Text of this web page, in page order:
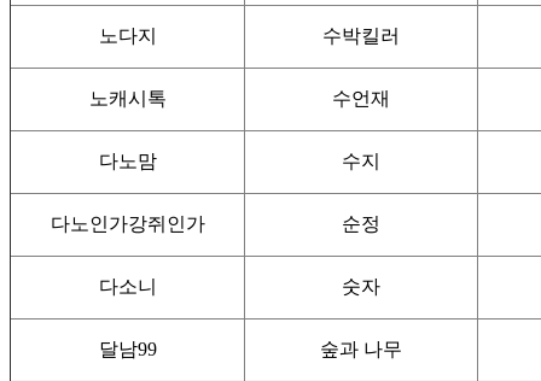
노다지 수박킬러
노캐시톡 수언재
다노맘 수지
다노인가강쥐인가 순정
다소니 숫자
달남99 숲과 나무